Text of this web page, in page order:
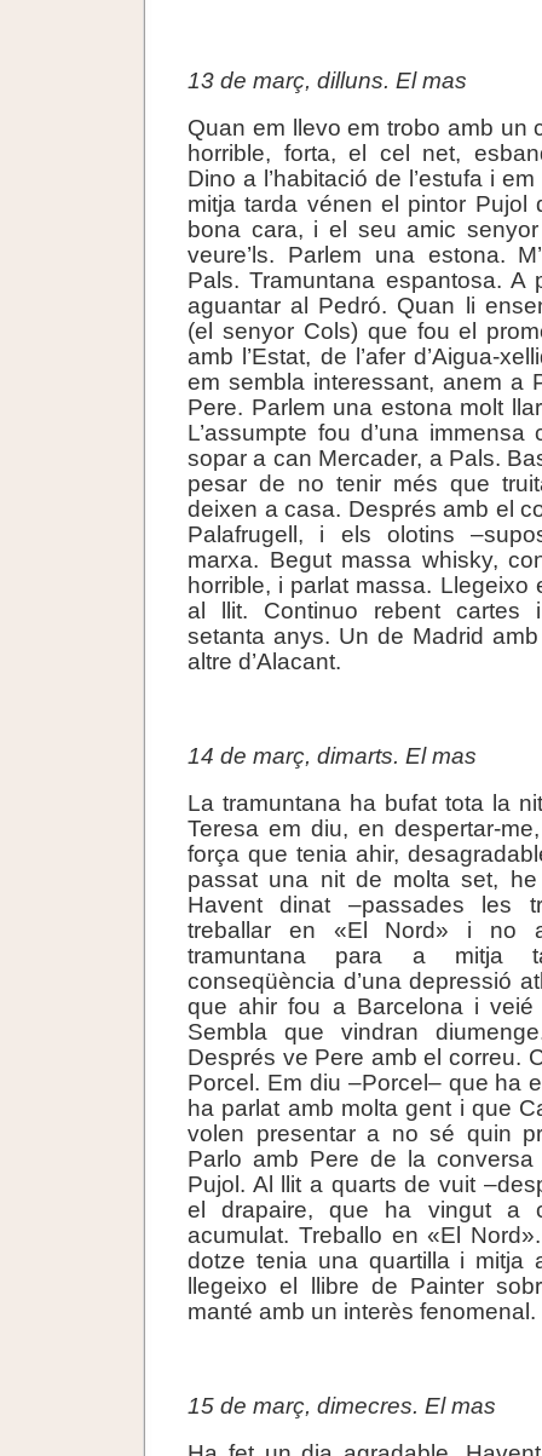
13 de març, dilluns. El mas
Quan em llevo em trobo amb un
horrible, forta, el cel net,
Dino a l’habitació de l’estufa i
mitja tarda vénen el pintor Pujol
bona cara, i el seu amic
veure’ls. Parlem una estona.
Pals. Tramuntana espantosa. A
aguantar al Pedró. Quan li
(el senyor Cols) que fou el
amb l’Estat, de l’afer d’Aigua-
em sembla interessant, anem a
Pere. Parlem una estona molt
L’assumpte fou d’una immensa
sopar a can Mercader, a Pals.
pesar de no tenir més que
deixen a casa. Després amb el
Palafrugell, i els olotins
marxa. Begut massa whisky,
horrible, i parlat massa. Llegeixo
al llit. Continuo rebent cartes
setanta anys. Un de Madrid
altre d’Alacant.
14 de març, dimarts. El mas
La tramuntana ha bufat tota la
Teresa em diu, en despertar-
força que tenia ahir,
passat una nit de molta set, he
Havent dinat –passades les
treballar en «El Nord» i no
tramuntana para a mitja
conseqüència d’una depressió
que ahir fou a Barcelona i veié
Sembla que vindran
Després ve Pere amb el correu.
Porcel. Em diu –Porcel– que ha
ha parlat amb molta gent i que
volen presentar a no sé quin
Parlo amb Pere de la conversa
Pujol. Al llit a quarts de vuit
el drapaire, que ha vingut a
acumulat. Treballo en «El
dotze tenia una quartilla i mitja
llegeixo el llibre de Painter
manté amb un interès fenomenal.
15 de març, dimecres. El mas